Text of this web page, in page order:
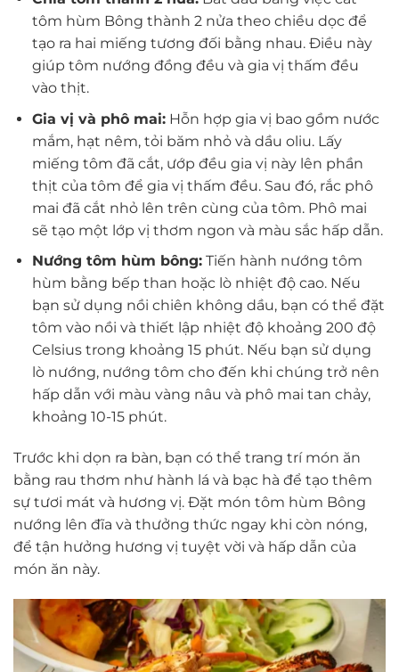
tôm hùm Bông thành 2 nửa theo chiều dọc để
tạo ra hai miếng tương đối bằng nhau. Điều này
giúp tôm nướng đồng đều và gia vị thấm đều
vào thịt.
Gia vị và phô mai:Hỗn hợp gia vị bao gồm nước
mắm, hạt nêm, tỏi băm nhỏ và dầu oliu. Lấy
miếng tôm đã cắt, ướp đều gia vị này lên phần
thịt của tôm để gia vị thấm đều. Sau đó, rắc phô
mai đã cắt nhỏ lên trên cùng của tôm. Phô mai
sẽ tạo một lớp vị thơm ngon và màu sắc hấp dẫn.
Nướng tôm hùm bông:Tiến hành nướng tôm
hùm bằng bếp than hoặc lò nhiệt độ cao. Nếu
bạn sử dụng nồi chiên không dầu, bạn có thể đặt
tôm vào nồi và thiết lập nhiệt độ khoảng 200 độ
Celsius trong khoảng 15 phút. Nếu bạn sử dụng
lò nướng, nướng tôm cho đến khi chúng trở nên
hấp dẫn với màu vàng nâu và phô mai tan chảy,
khoảng 10-15 phút.
Trước khi dọn ra bàn, bạn có thể trang trí món ăn
bằng rau thơm như hành lá và bạc hà để tạo thêm
sự tươi mát và hương vị. Đặt món tôm hùm Bông
nướng lên đĩa và thưởng thức ngay khi còn nóng,
để tận hưởng hương vị tuyệt vời và hấp dẫn của
món ăn này.